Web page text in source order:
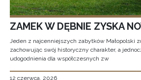
ZAMEK W DĘBNIE ZYSKA
Jeden z najcenniejszych zabytków Małopolski
zachowując swój historyczny charakter, a
udogodnienia dla współczesnych zw
12 czerwca, 2026